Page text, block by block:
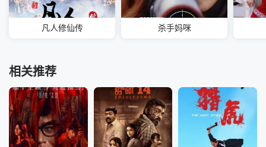
凡人修仙传 杀手妈咪
相关推荐